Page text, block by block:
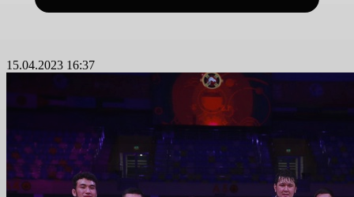
15.04.2023 16:37